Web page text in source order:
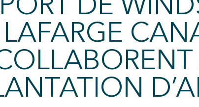
LAFARGE